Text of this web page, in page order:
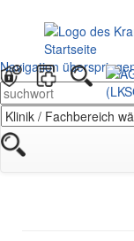
Navigation